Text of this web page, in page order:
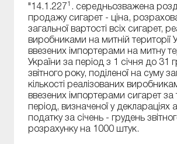
"14.1.227 1 . середньозважена
продажу сигарет - ціна,
загальної вартості всіх сигарет,
виробниками на митній території
ввезених імпортерами на митну
України за період з 1 січня до 31
звітного року, поділеної на суму
кількості реалізованих
ввезених імпортерами сигарет за
період, визначеної у деклараціях
податку за січень - грудень
розрахунку на 1000 штук.